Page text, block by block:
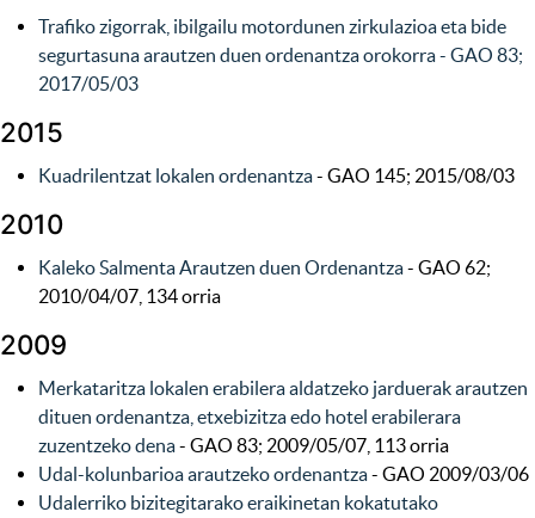
Trafiko zigorrak, ibilgailu motordunen zirkulazioa eta bide
segurtasuna arautzen duen ordenantza orokorra - GAO 83;
2017/05/03
2015
Kuadrilentzat lokalen ordenantza- GAO 145; 2015/08/03
2010
Kaleko Salmenta Arautzen duen Ordenantza- GAO 62;
2010/04/07, 134 orria
2009
Merkataritza lokalen erabilera aldatzeko jarduerak arautzen
dituen ordenantza, etxebizitza edo hotel erabilerara
zuzentzeko dena- GAO 83; 2009/05/07, 113 orria
Udal-kolunbarioa arautzeko ordenantza- GAO 2009/03/06
Udalerriko bizitegitarako eraikinetan kokatutako